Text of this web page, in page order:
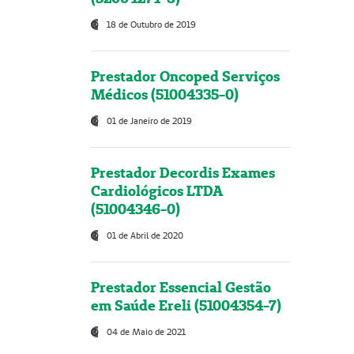
18 de Outubro de 2019
Prestador Oncoped Serviços
Médicos (51004335-0)
01 de Janeiro de 2019
Prestador Decordis Exames
Cardiológicos LTDA
(51004346-0)
01 de Abril de 2020
Prestador Essencial Gestão
em Saúde Ereli (51004354-7)
04 de Maio de 2021